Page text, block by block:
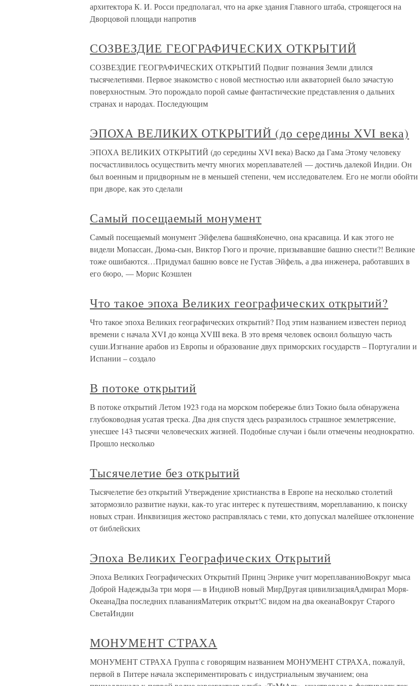
архитектора К. И. Росси предполагал, что на арке здания Главного штаба, строящегося на
Дворцовой площади напротив
СОЗВЕЗДИЕ ГЕОГРАФИЧЕСКИХ ОТКРЫТИЙ
СОЗВЕЗДИЕ ГЕОГРАФИЧЕСКИХ ОТКРЫТИЙ Подвиг познания Земли длился
тысячелетиями. Первое знакомство с новой местностью или акваторией было зачастую
поверхностным. Это порождало порой самые фантастические представления о дальних
странах и народах. Последующим
ЭПОХА ВЕЛИКИХ ОТКРЫТИЙ (до середины XVI века)
ЭПОХА ВЕЛИКИХ ОТКРЫТИЙ (до середины XVI века) Васко да Гама Этому человеку
посчастливилось осуществить мечту многих мореплавателей — достичь далекой Индии. Он
был военным и придворным не в меньшей степени, чем исследователем. Его не могли обойти
при дворе, как это сделали
Самый посещаемый монумент
Самый посещаемый монумент Эйфелева башняКонечно, она красавица. И как этого не
видели Мопассан, Дюма-сын, Виктор Гюго и прочие, призывавшие башню снести?! Великие
тоже ошибаются…Придумал башню вовсе не Густав Эйфель, а два инженера, работавших в
его бюро, — Морис Коэшлен
Что такое эпоха Великих географических открытий?
Что такое эпоха Великих географических открытий? Под этим названием известен период
времени с начала XVI до конца XVIII века. В это время человек освоил большую часть
суши.Изгнание арабов из Европы и образование двух приморских государств – Португалии и
Испании – создало
В потоке открытий
В потоке открытий Летом 1923 года на морском побережье близ Токио была обнаружена
глубоководная усатая треска. Два дня спустя здесь разразилось страшное землетрясение,
унесшее 143 тысячи человеческих жизней. Подобные случаи i были отмечены неоднократно.
Прошло несколько
Тысячелетие без открытий
Тысячелетие без открытий Утверждение христианства в Европе на несколько столетий
затормозило развитие науки, как-то угас интерес к путешествиям, мореплаванию, к поиску
новых стран. Инквизиция жестоко расправлялась с теми, кто допускал малейшее отклонение
от библейских
Эпоха Великих Географических Открытий
Эпоха Великих Географических Открытий Принц Энрике учит мореплаваниюВокруг мыса
Доброй НадеждыЗа три моря — в ИндиюВ новый МирДругая цивилизацияАдмирал Моря-
ОкеанаДва последних плаванияМатерик открыт!С видом на два океанаВокруг Старого
СветаИндии
МОНУМЕНТ СТРАХА
МОНУМЕНТ СТРАХА Группа с говорящим названием МОНУМЕНТ СТРАХА, пожалуй,
первой в Питере начала экспериментировать с индустриальным звучанием; она